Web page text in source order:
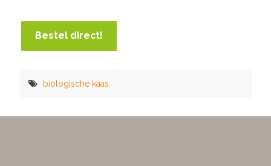
Bestel direct!
biologische kaas